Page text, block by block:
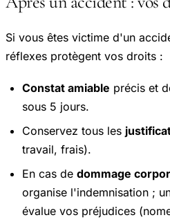
Si vous êtes victime d'un
réflexes protègent vos droits :
Constat amiable précis et
sous 5 jours.
Conservez tous les
travail, frais).
En cas de dommage
organise l'indemnisation ;
évalue vos préjudices